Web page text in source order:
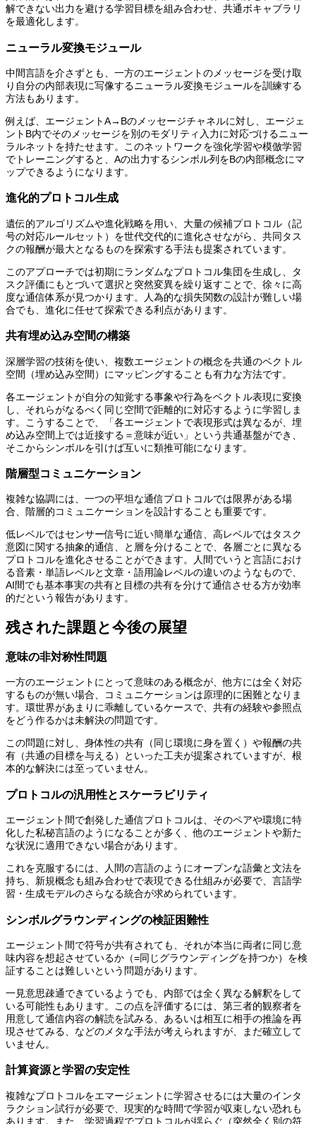
解できない出力を避ける学習目標を組み合わせ、共通ボキャブラリ
を最適化します。
ニューラル変換モジュール
中間言語を介さずとも、一方のエージェントのメッセージを受け取
り自分の内部表現に写像するニューラル変換モジュールを訓練する
方法もあります。
例えば、エージェントA→Bのメッセージチャネルに対し、エージェ
ントB内でそのメッセージを別のモダリティ入力に対応づけるニュー
ラルネットを持たせます。このネットワークを強化学習や模倣学習
でトレーニングすると、Aの出力するシンボル列をBの内部概念にマ
ップできるようになります。
進化的プロトコル生成
遺伝的アルゴリズムや進化戦略を用い、大量の候補プロトコル（記
号の対応ルールセット）を世代交代的に進化させながら、共同タス
クの報酬が最大となるものを探索する手法も提案されています。
このアプローチでは初期にランダムなプロトコル集団を生成し、タ
スク評価にもとづいて選択と突然変異を繰り返すことで、徐々に高
度な通信体系が見つかります。人為的な損失関数の設計が難しい場
合でも、進化に任せて探索できる利点があります。
共有埋め込み空間の構築
深層学習の技術を使い、複数エージェントの概念を共通のベクトル
空間（埋め込み空間）にマッピングすることも有力な方法です。
各エージェントが自分の知覚する事象や行為をベクトル表現に変換
し、それらがなるべく同じ空間で距離的に対応するように学習しま
す。こうすることで、「各エージェントで表現形式は異なるが、埋
め込み空間上では近接する＝意味が近い」という共通基盤ができ、
そこからシンボルを引けば互いに類推可能になります。
階層型コミュニケーション
複雑な協調には、一つの平坦な通信プロトコルでは限界がある場
合、階層的コミュニケーションを設計することも重要です。
低レベルではセンサー信号に近い簡単な通信、高レベルではタスク
意図に関する抽象的通信、と層を分けることで、各層ごとに異なる
プロトコルを進化させることができます。人間でいうと言語におけ
る音素・単語レベルと文章・語用論レベルの違いのようなもので、
AI間でも基本事実の共有と目標の共有を分けて通信させる方が効率
的だという報告があります。
残された課題と今後の展望
意味の非対称性問題
一方のエージェントにとって意味のある概念が、他方には全く対応
するものが無い場合、コミュニケーションは原理的に困難となりま
す。環世界があまりに乖離しているケースで、共有の経験や参照点
をどう作るかは未解決の問題です。
この問題に対し、身体性の共有（同じ環境に身を置く）や報酬の共
有（共通の目標を与える）といった工夫が提案されていますが、根
本的な解決には至っていません。
プロトコルの汎用性とスケーラビリティ
エージェント間で創発した通信プロトコルは、そのペアや環境に特
化した私秘言語のようになることが多く、他のエージェントや新た
な状況に適用できない場合があります。
これを克服するには、人間の言語のようにオープンな語彙と文法を
持ち、新規概念も組み合わせで表現できる仕組みが必要で、言語学
習・生成モデルのさらなる統合が求められています。
シンボルグラウンディングの検証困難性
エージェント間で符号が共有されても、それが本当に両者に同じ意
味内容を想起させているか（=同じグラウンディングを持つか）を検
証することは難しいという問題があります。
一見意思疎通できているようでも、内部では全く異なる解釈をして
いる可能性もあります。この点を評価するには、第三者的観察者を
用意して通信内容の解読を試みる、あるいは相互に相手の推論を再
現させてみる、などのメタな手法が考えられますが、まだ確立して
いません。
計算資源と学習の安定性
複雑なプロトコルをエマージェントに学習させるには大量のインタ
ラクション試行が必要で、現実的な時間で学習が収束しない恐れも
あります。また、学習過程でプロトコルが揺らぐ（突然全く別の符